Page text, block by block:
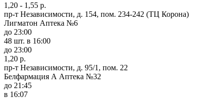
1,20 - 1,55 р.
пр-т Независимости, д. 154, пом. 234-242 (ТЦ Корона)
Лигматон Аптека №6
до 23:00
48 шт. в 16:00
до 23:00
1,20 р.
пр-т Независимости, д. 95/1, пом. 22
Белфармация А Аптека №32
до 21:45
в 16:07